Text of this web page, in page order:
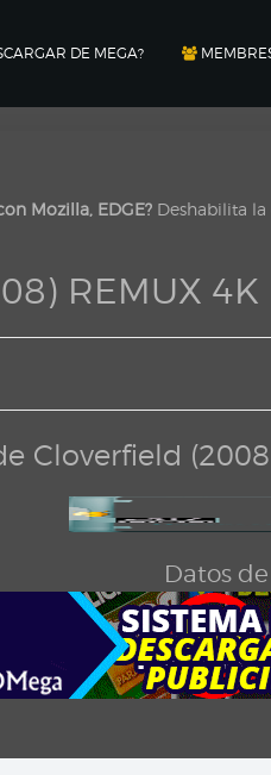
DE MEGA?
Mozilla, EDGE? Deshabilita
REMUX
Cloverfield
Datos